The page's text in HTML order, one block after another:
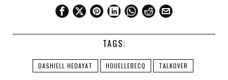
TAGS:
DASHIELL HEDAYAT HOUELLEBECQ TALKOVER